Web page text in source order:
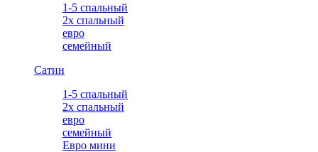
1-5 спальный
2х спальный
евро
семейный
Сатин
1-5 спальный
2х спальный
евро
семейный
Евро мини